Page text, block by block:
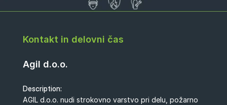
Kontakt in delovni čas
Agil d.o.o.
Description:
AGIL d.o.o. nudi strokovno varstvo pri delu, požarno